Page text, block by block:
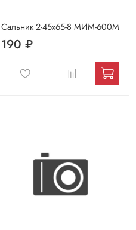
Сальник 2-45х65-8 МИМ-600М
190 ₽